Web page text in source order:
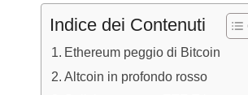
Indice dei Contenuti
Ethereum peggio di Bitcoin
Altcoin in profondo rosso